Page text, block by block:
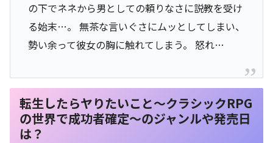
の下でネネから男としての頼りなさに説教を受け
る始末…。 無茶な言いぐさにムッとしてしまい、
勢い余って彼女の胸に触れてしまう。 怒れ…
転生したらヤりたいこと〜クラシックRPG
の世界で成功者確定〜のジャンルや発売日
は？